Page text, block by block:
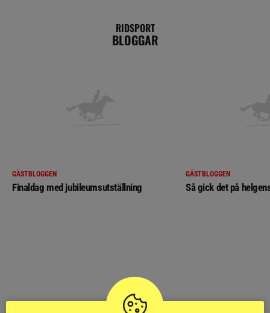
RIDSPORT
BLOGGAR
GÄSTBLOGGEN
Finaldag med jubileumsutställning
GÄSTBLOGGEN
Så gick det på